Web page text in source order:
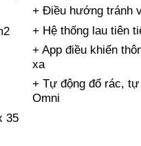
35
+ Điều hướng tránh
+ Hệ thống lau tiên
+ App điều khiển
xa
+ Tự động đổ rác,
Omni